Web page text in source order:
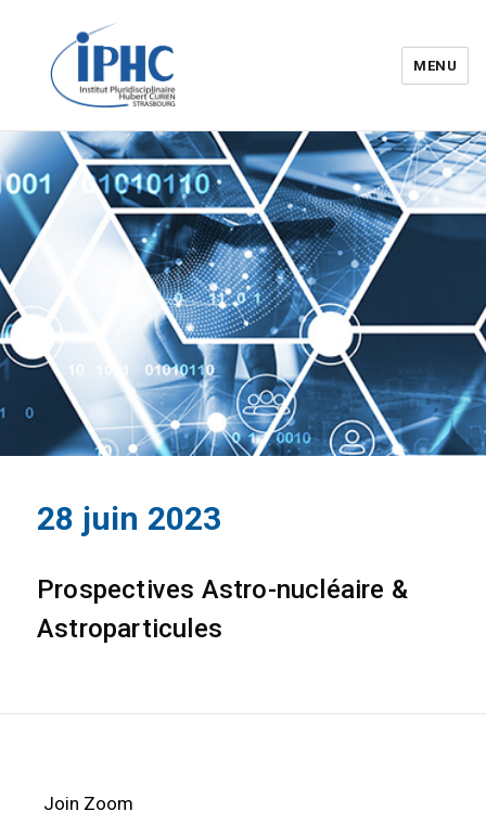
Institut pluridisciplinaire Hubert
Curien – IPHC
MENU
28 juin 2023
Prospectives Astro-nucléaire &
Astroparticules
Join Zoom